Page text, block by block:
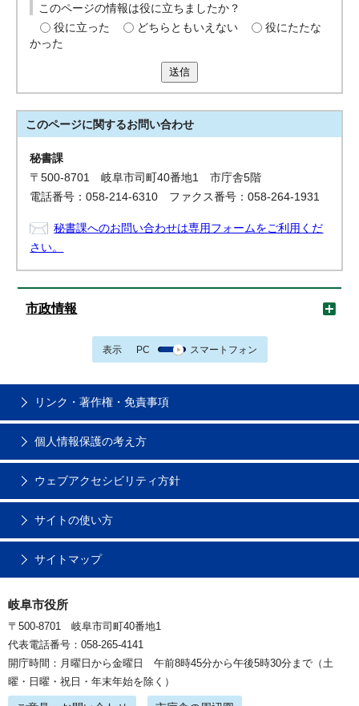
このページの情報は役に立ちましたか？
役に立った
どちらともいえない
役にたたな
かった
送信
このページに関するお問い合わせ
秘書課
〒500-8701 岐阜市司町40番地1 市庁舎5階
電話番号：058-214-6310 ファクス番号：058-264-1931
秘書課へのお問い合わせは専用フォームをご利用くだ
さい。
市政情報
表示 PC スマートフォン
リンク・著作権・免責事項
個人情報保護の考え方
ウェブアクセシビリティ方針
サイトの使い方
サイトマップ
岐阜市役所
〒500-8701 岐阜市司町40番地1
代表電話番号：058-265-4141
開庁時間：月曜日から金曜日 午前8時45分から午後5時30分まで（土
曜・日曜・祝日・年末年始を除く）